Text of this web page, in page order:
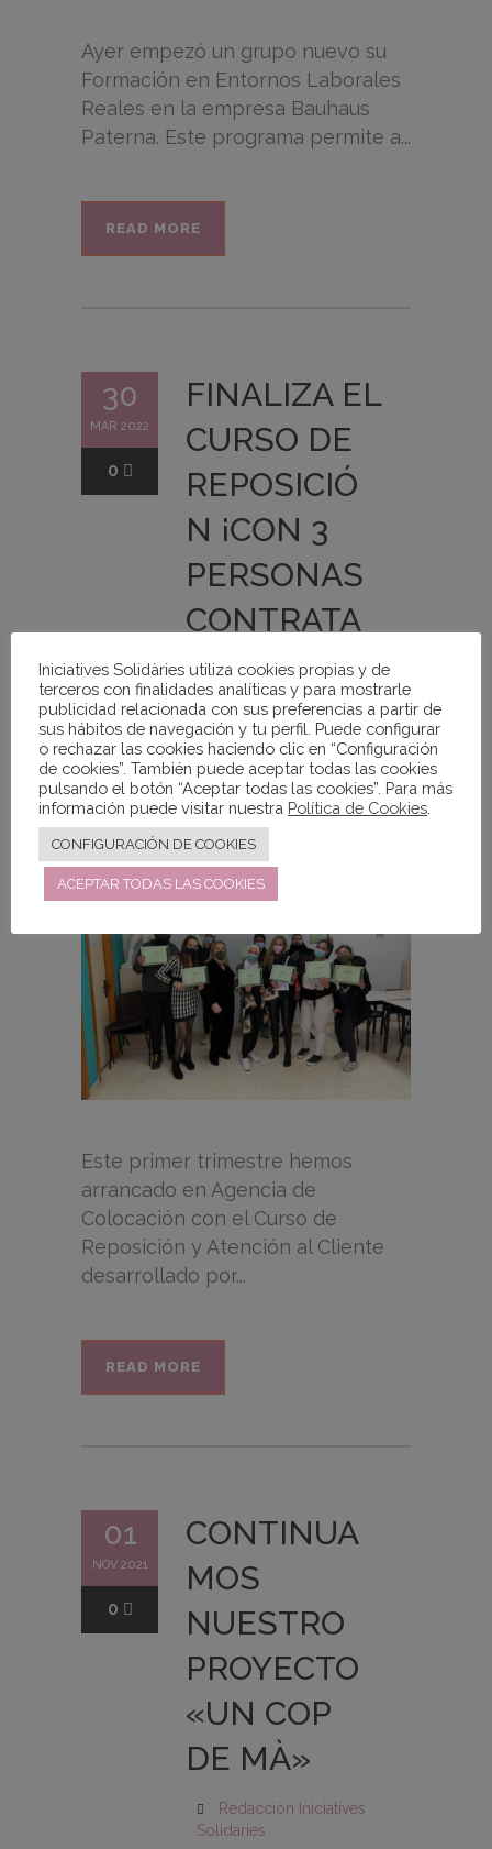
Ayer empezó un grupo nuevo su
Formación en Entornos Laborales
Reales en la empresa Bauhaus
Paterna. Este programa permite a...
READ MORE
30
MAR 2022
0
FINALIZA EL
CURSO DE
REPOSICIÓ
N ¡CON 3
PERSONAS
CONTRATA
DAS!
Iniciatives Solidaries
Empleo ,Empresa,
Inserción
Este primer trimestre hemos
arrancado en Agencia de
Colocación con el Curso de
Reposición y Atención al Cliente
desarrollado por...
READ MORE
01
NOV 2021
0
CONTINUA
MOS
NUESTRO
PROYECTO
«UN COP
DE MÀ»
Redacción Iniciatives
Solidaries
Iniciatives Solidàries utiliza cookies propias y de
terceros con finalidades analíticas y para mostrarle
publicidad relacionada con sus preferencias a partir de
sus hábitos de navegación y tu perfil. Puede configurar
o rechazar las cookies haciendo clic en “Configuración
de cookies”. También puede aceptar todas las cookies
pulsando el botón “Aceptar todas las cookies”. Para más
información puede visitar nuestra Política de Cookies
CONFIGURACIÓN DE COOKIES
ACEPTAR TODAS LAS COOKIES